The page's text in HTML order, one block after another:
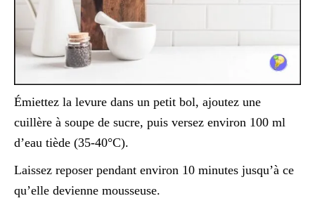
Émiettez la levure dans un petit bol, ajoutez une
cuillère à soupe de sucre, puis versez environ 100 ml
d’eau tiède (35-40°C).
Laissez reposer pendant environ 10 minutes jusqu’à ce
qu’elle devienne mousseuse.